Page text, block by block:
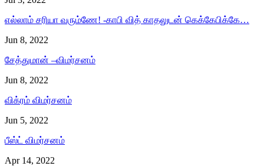
எல்லாம் சரியா வரும்ணே! -காபி வித் காதலுடன் கெக்கேபிக்கே…
Jun 8, 2022
சேத்துமான் –விமர்சனம்
Jun 8, 2022
விக்ரம் விமர்சனம்
Jun 5, 2022
பீஸ்ட் விமர்சனம்
Apr 14, 2022